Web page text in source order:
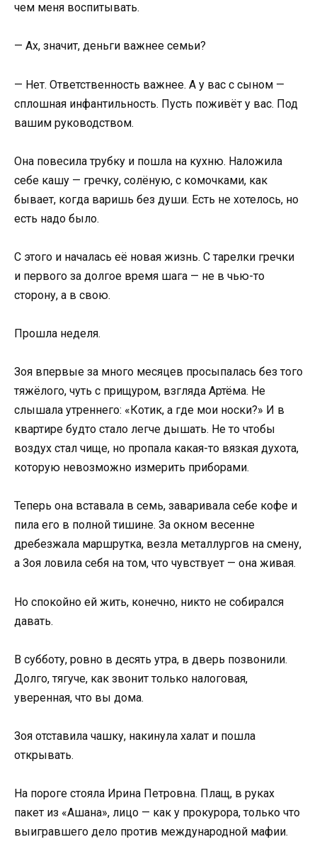
чем меня воспитывать.
— Ах, значит, деньги важнее семьи?
— Нет. Ответственность важнее. А у вас с сыном —
сплошная инфантильность. Пусть поживёт у вас. Под
вашим руководством.
Она повесила трубку и пошла на кухню. Наложила
себе кашу — гречку, солёную, с комочками, как
бывает, когда варишь без души. Есть не хотелось, но
есть надо было.
С этого и началась её новая жизнь. С тарелки гречки
и первого за долгое время шага — не в чью-то
сторону, а в свою.
Прошла неделя.
Зоя впервые за много месяцев просыпалась без того
тяжёлого, чуть с прищуром, взгляда Артёма. Не
слышала утреннего: «Котик, а где мои носки?» И в
квартире будто стало легче дышать. Не то чтобы
воздух стал чище, но пропала какая-то вязкая духота,
которую невозможно измерить приборами.
Теперь она вставала в семь, заваривала себе кофе и
пила его в полной тишине. За окном весенне
дребезжала маршрутка, везла металлургов на смену,
а Зоя ловила себя на том, что чувствует — она живая.
Но спокойно ей жить, конечно, никто не собирался
давать.
В субботу, ровно в десять утра, в дверь позвонили.
Долго, тягуче, как звонит только налоговая,
уверенная, что вы дома.
Зоя отставила чашку, накинула халат и пошла
открывать.
На пороге стояла Ирина Петровна. Плащ, в руках
пакет из «Ашана», лицо — как у прокурора, только что
выигравшего дело против международной мафии.